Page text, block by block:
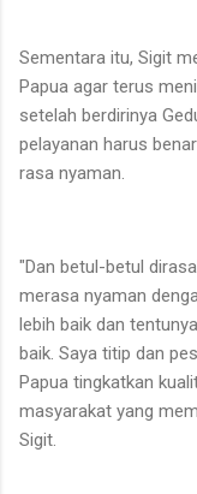
Sementara itu, Sigit
Papua agar terus
setelah berdirinya
pelayanan harus
rasa nyaman.
"Dan betul-betul
merasa nyaman
lebih baik dan
baik. Saya titip dan
Papua tingkatkan
masyarakat yang
Sigit.